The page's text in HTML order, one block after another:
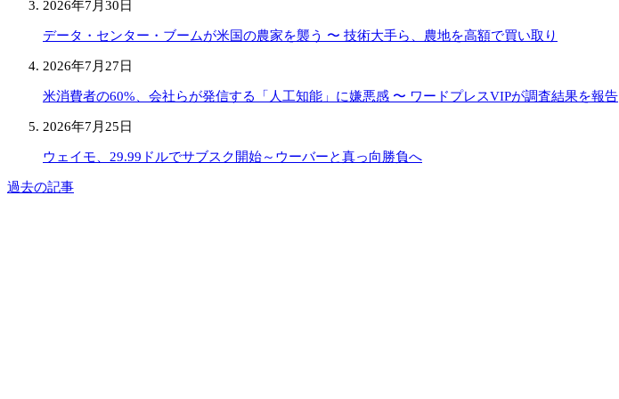
2026年7月30日
データ・センター・ブームが米国の農家を襲う 〜 技術大手ら、農地を高額で買い取り
2026年7月27日
米消費者の60%、会社らが発信する「人工知能」に嫌悪感 〜 ワードプレスVIPが調査結果を報告
2026年7月25日
ウェイモ、29.99ドルでサブスク開始～ウーバーと真っ向勝負へ
過去の記事